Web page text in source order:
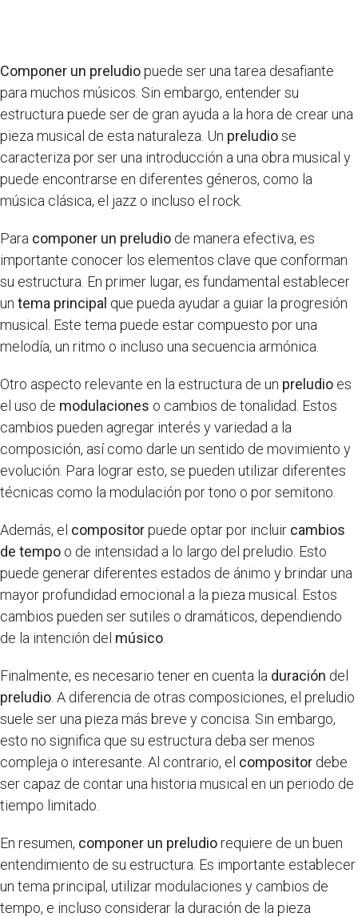
Componer un preludiopuede ser una tarea desafiante
para muchos músicos. Sin embargo, entender su
estructura puede ser de gran ayuda a la hora de crear una
pieza musical de esta naturaleza. Un preludiose
caracteriza por ser una introducción a una obra musical y
puede encontrarse en diferentes géneros, como la
música clásica, el jazz o incluso el rock.
Para componer un preludio de manera efectiva, es
importante conocer los elementos clave que conforman
su estructura. En primer lugar, es fundamental establecer
un tema principal que pueda ayudar a guiar la progresión
musical. Este tema puede estar compuesto por una
melodía, un ritmo o incluso una secuencia armónica.
Otro aspecto relevante en la estructura de un preludio es
el uso de modulaciones o cambios de tonalidad. Estos
cambios pueden agregar interés y variedad a la
composición, así como darle un sentido de movimiento y
evolución. Para lograr esto, se pueden utilizar diferentes
técnicas como la modulación por tono o por semitono.
Además, el compositorpuede optar por incluir cambios
de tempo o de intensidad a lo largo del preludio. Esto
puede generar diferentes estados de ánimo y brindar una
mayor profundidad emocional a la pieza musical. Estos
cambios pueden ser sutiles o dramáticos, dependiendo
de la intención del músico
Finalmente, es necesario tener en cuenta la duración del
preludio . A diferencia de otras composiciones, el preludio
suele ser una pieza más breve y concisa. Sin embargo,
esto no significa que su estructura deba ser menos
compleja o interesante. Al contrario, el compositor debe
ser capaz de contar una historia musical en un periodo de
tiempo limitado.
En resumen, componer un preludiorequiere de un buen
entendimiento de su estructura. Es importante establecer
un tema principal, utilizar modulaciones y cambios de
tempo, e incluso considerar la duración de la pieza